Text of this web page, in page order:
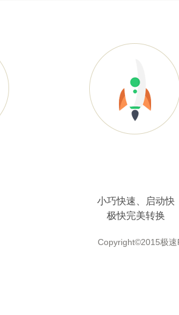
小巧快速、启动快
极快完美转换
Copyright©2015极速